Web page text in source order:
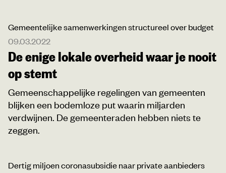
Gemeentelijke samenwerkingen structureel over budget
09.03.2022
De enige lokale overheid waar je nooit
op stemt
Gemeenschappelijke regelingen van gemeenten
blijken een bodemloze put waarin miljarden
verdwijnen. De gemeenteraden hebben niets te
zeggen.
Dertig miljoen coronasubsidie naar private aanbieders